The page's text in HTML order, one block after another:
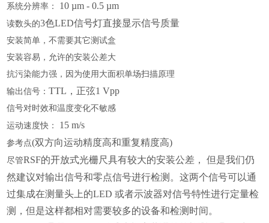
系统分辨率：
10 µm - 0.5 µm
读数头的3色LED信号灯直接显示信号质量
安装简单，不需要其它测试盒
安装容易，允许的安装公差大
抗污染能力强，因为使用大面积单场扫描原理
输出信号：TTL，正弦1 Vpp
信号对时效和温度变化不敏感
运动速度快：
15 m/s
参考点(双方向运动精度高和重复精度高)
尽管RSF的开放式光栅尺具有较大的安装公差， 但是我们仍
然建议对输出信号和零点信号进行检测。这两个信号可以通
过集成在测量头上的LED 或者示波器对信号特性进行定量检
测，但是这样都相对需要较多的设备和检测时间。